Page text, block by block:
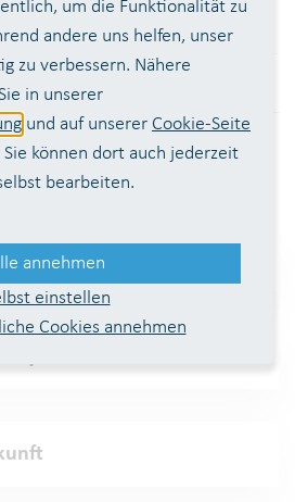
Meldungen
NACHGEFRAGT
um die Funktionalität zu
andere uns helfen, unser
zu verbessern. Nähere
in unserer
und auf unserer Cookie-Seite
können dort auch jederzeit
bearbeiten.
annehmen
einstellen
Cookies annehmen